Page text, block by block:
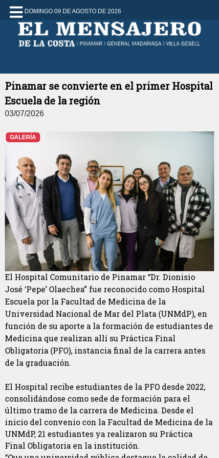
DOMINGO 09 DE AGOSTO DE 2026
Pinamar se convierte en el primer Hospital
Escuela de la región
03/07/2026
GALERÍA
El Hospital Comunitario de Pinamar “Dr. Dionisio
José ‘Pepe’ Olaechea” fue reconocido como Hospital
Escuela por la Facultad de Medicina de la
Universidad Nacional de Mar del Plata (UNMdP), en
función de su aporte a la formación de estudiantes de
Medicina que realizan allí su Práctica Final
Obligatoria (PFO), instancia final de la carrera antes
de la graduación.
El Hospital recibe estudiantes de la PFO desde 2022,
consolidándose como sede de formación para el
último tramo de la carrera de Medicina. Desde el
inicio del convenio con la Facultad de Medicina de la
UNMdP, 21 estudiantes ya realizaron su Práctica
Final Obligatoria en la institución.